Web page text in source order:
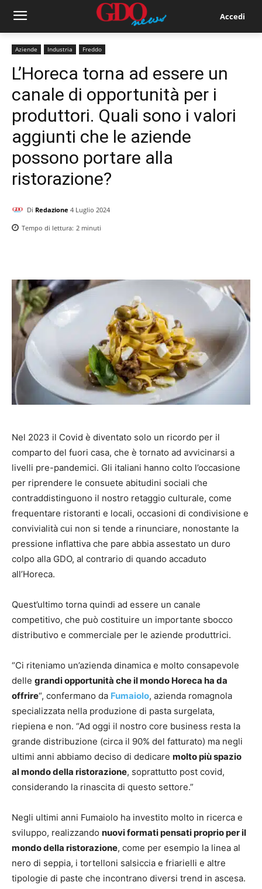
Accedi
Aziende Industria Freddo
L’Horeca torna ad essere un
canale di opportunità per i
produttori. Quali sono i valori
aggiunti che le aziende
possono portare alla
ristorazione?
Di Redazione 4 Luglio 2024
Tempo di lettura: 2 minuti
Nel 2023 il Covid è diventato solo un ricordo per il
comparto del fuori casa, che è tornato ad avvicinarsi a
livelli pre-pandemici. Gli italiani hanno colto l’occasione
per riprendere le consuete abitudini sociali che
contraddistinguono il nostro retaggio culturale, come
frequentare ristoranti e locali, occasioni di condivisione e
convivialità cui non si tende a rinunciare, nonostante la
pressione inflattiva che pare abbia assestato un duro
colpo alla GDO, al contrario di quando accaduto
all’Horeca.
Quest’ultimo torna quindi ad essere un canale
competitivo, che può costituire un importante sbocco
distributivo e commerciale per le aziende produttrici.
“Ci riteniamo un’azienda dinamica e molto consapevole
delle grandi opportunità che il mondo Horeca ha da
offrire“, confermano da Fumaiolo, azienda romagnola
specializzata nella produzione di pasta surgelata,
riepiena e non. “Ad oggi il nostro core business resta la
grande distribuzione (circa il 90% del fatturato) ma negli
ultimi anni abbiamo deciso di dedicare molto più spazio
al mondo della ristorazione, soprattutto post covid,
considerando la rinascita di questo settore.”
Negli ultimi anni Fumaiolo ha investito molto in ricerca e
sviluppo, realizzando nuovi formati pensati proprio per il
mondo della ristorazione, come per esempio la linea al
nero di seppia, i tortelloni salsiccia e friarielli e altre
tipologie di paste che incontrano diversi trend in ascesa.